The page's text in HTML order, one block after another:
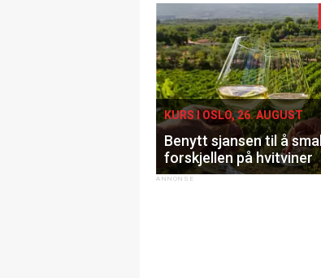
KURS I OSLO, 26. AUGUST
Benytt sjansen til å
forskjellen på hvitviner